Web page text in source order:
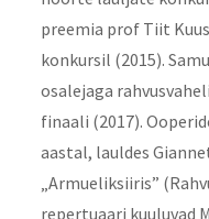
preemia prof Tiit
konkursil (2015).
osalejaga
finaali (2017).
aastal, lauldes
„Armueliksiiris”
repertuaari kuuluvad